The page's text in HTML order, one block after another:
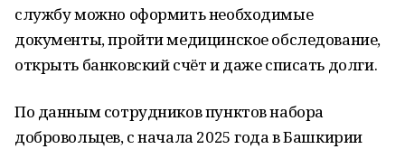
службу можно оформить необходимые
документы, пройти медицинское обследование,
открыть банковский счёт и даже списать долги.
По данным сотрудников пунктов набора
добровольцев, с начала 2025 года в Башкирии